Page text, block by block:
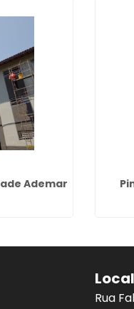
Ademar
Rua